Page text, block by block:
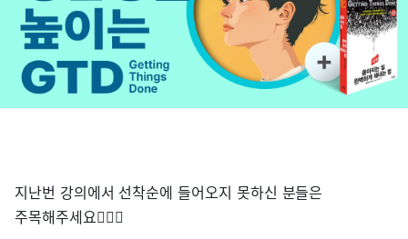
지난번 강의에서 선착순에 들어오지 못하신 분들은
주목해주세요🙋‍🙋‍♀️